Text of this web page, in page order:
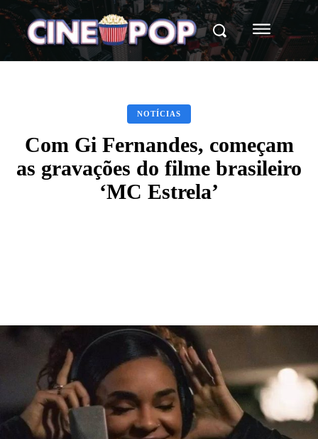
NOTÍCIAS
Com Gi Fernandes, começam
as gravações do filme brasileiro
‘MC Estrela’